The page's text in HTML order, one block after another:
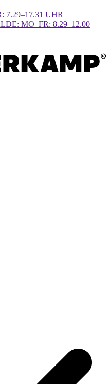
7.29–17.31 UHR
MO–FR: 8.29–12.00